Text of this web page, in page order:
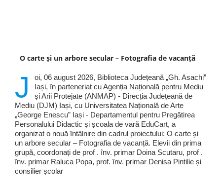
O carte și un arbore secular – Fotografia de vacanță
J
oi, 06 august 2026, Biblioteca Județeană „Gh. Asachi”
Iași, în parteneriat cu Agenția Națională pentru Mediu
și Arii Protejate (ANMAP) - Direcția Județeană de
Mediu (DJM) Iași, cu Universitatea Națională de Arte
„George Enescu” Iași - Departamentul pentru Pregătirea
Personalului Didactic și școala de vară EduCart, a
organizat o nouă întâlnire din cadrul proiectului: O carte și
un arbore secular – Fotografia de vacanță. Elevii din prima
grupă, coordonați de prof . înv. primar Doina Scutaru, prof .
înv. primar Raluca Popa, prof. înv. primar Denisa Pintilie și
consilier școlar